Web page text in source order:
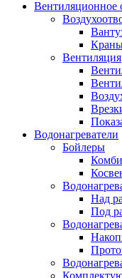
Вентиляционное
Вентиляция
Водонагреватели
Бойлеры
Над
Под